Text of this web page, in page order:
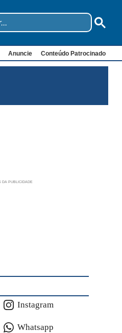
Anuncie Conteúdo Patrocinado
Instagram
Whatsapp